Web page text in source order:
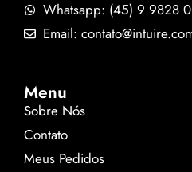
Whatsapp: (45) 9 9828
Email:
Menu
Sobre Nós
Contato
Meus Pedidos